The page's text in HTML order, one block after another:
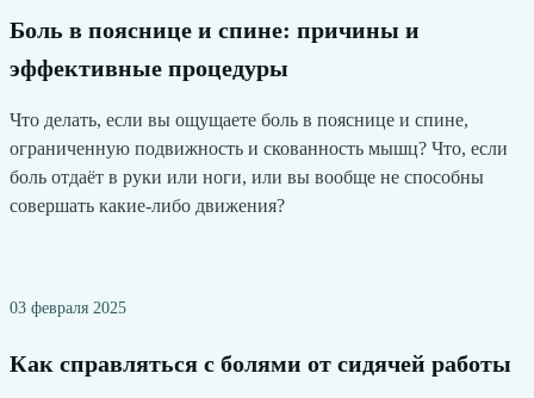
Боль в пояснице и спине: причины и
эффективные процедуры
Что делать, если вы ощущаете боль в пояснице и спине,
ограниченную подвижность и скованность мышц? Что, если
боль отдаёт в руки или ноги, или вы вообще не способны
совершать какие-либо движения?
03 февраля 2025
Как справляться с болями от сидячей работы